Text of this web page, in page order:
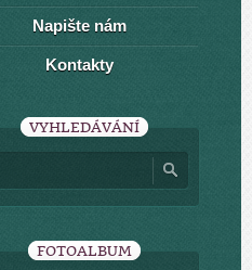
Napište nám
Kontakty
VYHLEDÁVÁNÍ
FOTOALBUM